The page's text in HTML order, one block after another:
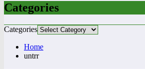
Categories
Categories
Home
untrr